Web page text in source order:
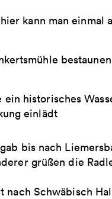
kann man einmal
historisches
einlädt
bis nach
grüßen die
Schwäbisch